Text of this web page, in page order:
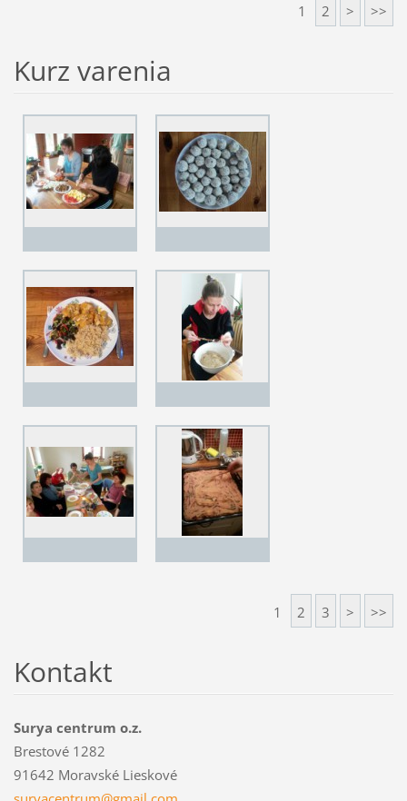
1 2 > >>
Kurz varenia
1 2 3 > >>
Kontakt
Surya centrum o.z.
Brestové 1282
91642 Moravské Lieskové